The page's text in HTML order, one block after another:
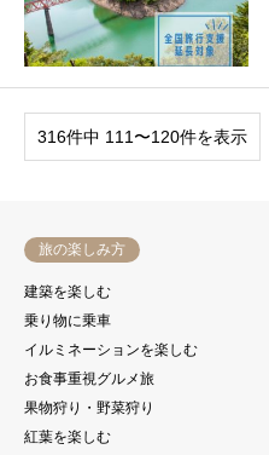
316件中 111〜120件を表示
旅の楽しみ方
建築を楽しむ
乗り物に乗車
イルミネーションを楽しむ
お食事重視グルメ旅
果物狩り・野菜狩り
紅葉を楽しむ